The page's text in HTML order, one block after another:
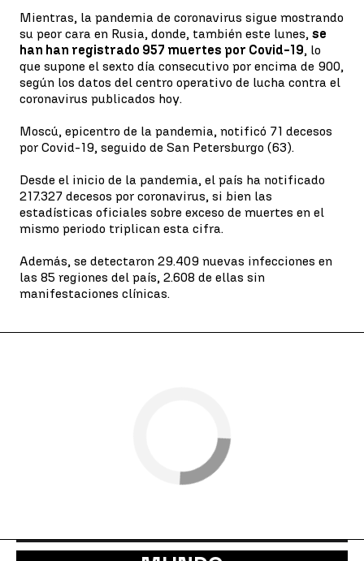
Mientras, la pandemia de coronavirus sigue mostrando
su peor cara en Rusia, donde, también este lunes, se
han han registrado 957 muertes por Covid-19, lo
que supone el sexto día consecutivo por encima de 900,
según los datos del centro operativo de lucha contra el
coronavirus publicados hoy.
Moscú, epicentro de la pandemia, notificó 71 decesos
por Covid-19, seguido de San Petersburgo (63).
Desde el inicio de la pandemia, el país ha notificado
217.327 decesos por coronavirus, si bien las
estadísticas oficiales sobre exceso de muertes en el
mismo periodo triplican esta cifra.
Además, se detectaron 29.409 nuevas infecciones en
las 85 regiones del país, 2.608 de ellas sin
manifestaciones clínicas.